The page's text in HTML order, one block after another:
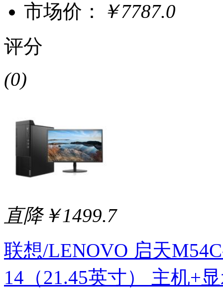
市场价：
￥7787.0
评分
(0)
直降￥1499.7
联想/LENOVO 启天
14（21.45英寸） 主机+